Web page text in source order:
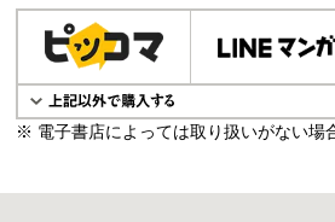
電子書籍で購入
※ 電子書店によっては取り扱いがない場